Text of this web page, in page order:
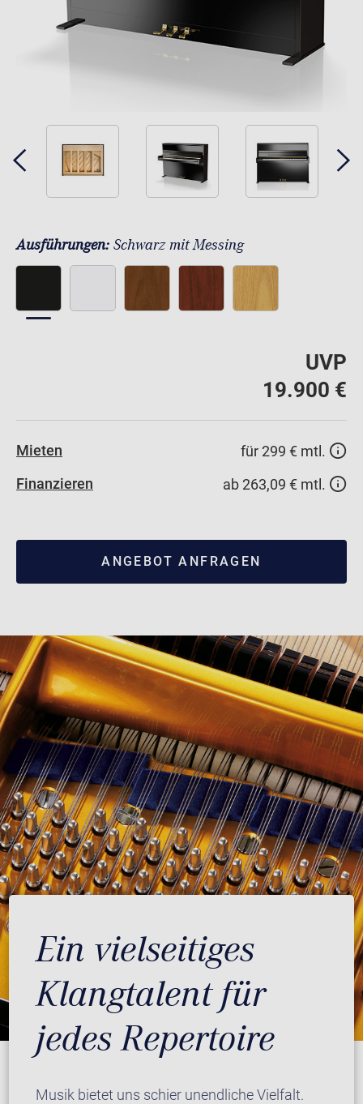
Ausführungen: Schwarz mit Messing
UVP
19.900 €
Mieten
für 299 € mtl.
Finanzieren
ab 263,09 € mtl.
ANGEBOT ANFRAGEN
Ein vielseitiges
Klangtalent für
jedes Repertoire
Musik bietet uns schier unendliche Vielfalt.